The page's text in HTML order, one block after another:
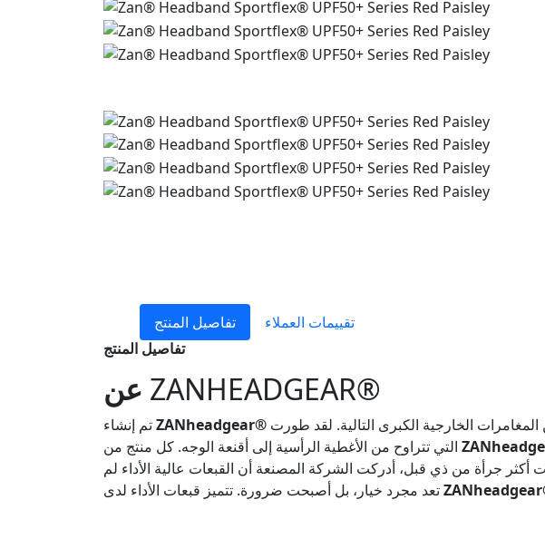
تفاصيل المنتج
تقييمات العملاء
تفاصيل المنتج
عن ZANHEADGEAR®
ZANheadgear®
أكثر جرأة من ذي قبل، أدركت الشركة المصنعة أن القبعات عالية الأداء لم